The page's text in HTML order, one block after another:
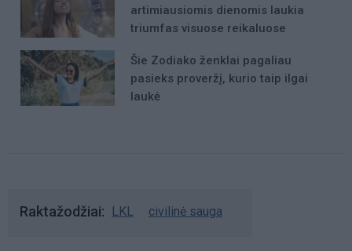
artimiausiomis dienomis laukia
triumfas visuose reikaluose
Šie Zodiako ženklai pagaliau
pasieks proveržį, kurio taip ilgai
laukė
Raktažodžiai LKL civilinė sauga